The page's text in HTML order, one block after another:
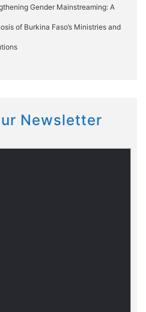
Gender Mainstreaming: A
of Burkina Faso’s Ministries and
Newsletter